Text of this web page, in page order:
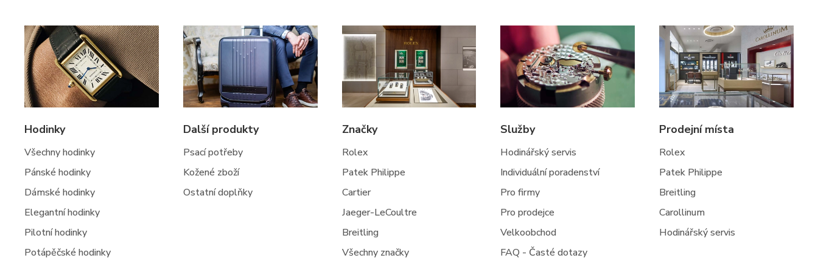
Hodinky
Všechny hodinky
Pánské hodinky
Dámské hodinky
Elegantní hodinky
Pilotní hodinky
Potápěčské hodinky
Další produkty
Psací potřeby
Kožené zboží
Ostatní doplňky
Značky
Rolex
Patek Philippe
Cartier
Jaeger-LeCoultre
Breitling
Všechny značky
Služby
Hodinářský servis
Individuální poradenství
Pro firmy
Pro prodejce
Velkoobchod
FAQ - Časté dotazy
Prodejní místa
Rolex
Patek Philippe
Breitling
Carollinum
Hodinářský servis